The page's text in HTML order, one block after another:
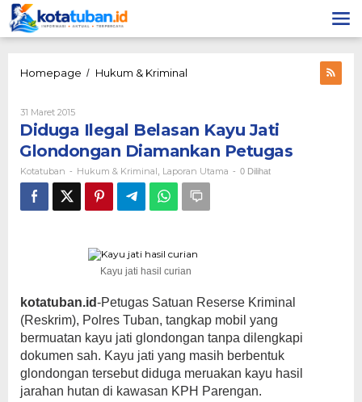
Lewati
ke
konten
Homepage / Hukum & Kriminal
Jati
Glondongan
Diamankan
Petugas
31 Maret 2015Oleh
Kotatuban
Diduga Ilegal Belasan Kayu Jati
Glondongan Diamankan Petugas
Kotatuban - Hukum & Kriminal Laporan Utama - 0 Dilihat
Kayu jati hasil curian
kotatuban.id-Petugas Satuan Reserse Kriminal
(Reskrim), Polres Tuban, tangkap mobil yang
bermuatan kayu jati glondongan tanpa dilengkapi
dokumen sah. Kayu jati yang masih berbentuk
glondongan tersebut diduga meruakan kayu hasil
jarahan hutan di kawasan KPH Parengan.